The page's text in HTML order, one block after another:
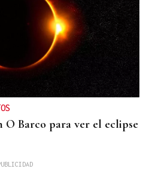
O Barco para ver el eclipse